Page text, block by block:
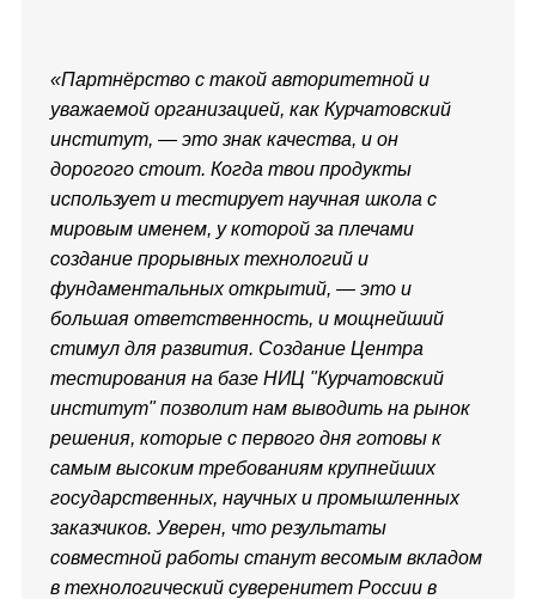
«Партнёрство с такой авторитетной и
уважаемой организацией, как Курчатовский
институт, — это знак качества, и он
дорогого стоит. Когда твои продукты
использует и тестирует научная школа с
мировым именем, у которой за плечами
создание прорывных технологий и
фундаментальных открытий, — это и
большая ответственность, и мощнейший
стимул для развития. Создание Центра
тестирования на базе НИЦ "Курчатовский
институт" позволит нам выводить на рынок
решения, которые с первого дня готовы к
самым высоким требованиям крупнейших
государственных, научных и промышленных
заказчиков. Уверен, что результаты
совместной работы станут весомым вкладом
в технологический суверенитет России в